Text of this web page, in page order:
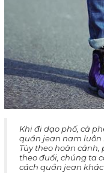
Khi đi dạo phố, cà
quần jean nam luôn
Tùy theo hoàn
theo đuổi, chúng ta
cách quần jean